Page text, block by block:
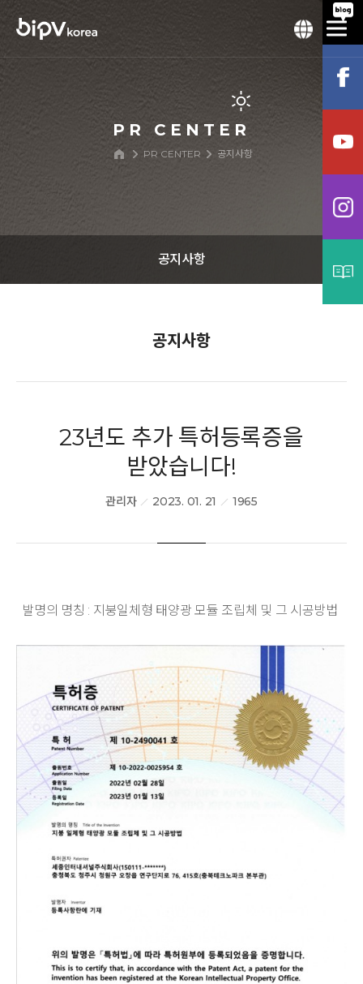
PR CENTER
PR CENTER 공지사항
공지사항
BIPV Global
문의하기
공지사항
23년도 추가 특허등록증을
받았습니다!
관리자 2023. 01. 21 1965
발명의 명칭 : 지붕일체형 태양광 모듈 조립체 및 그 시공방법